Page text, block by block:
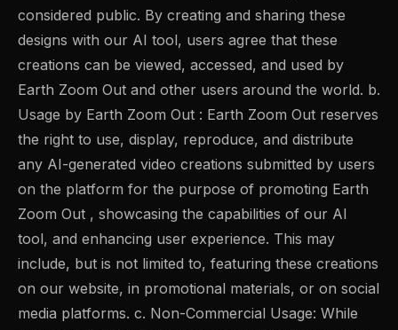
considered public. By creating and sharing these
designs with our AI tool, users agree that these
creations can be viewed, accessed, and used by
Earth Zoom Out and other users around the world. b.
Usage by Earth Zoom Out : Earth Zoom Out reserves
the right to use, display, reproduce, and distribute
any AI-generated video creations submitted by users
on the platform for the purpose of promoting Earth
Zoom Out , showcasing the capabilities of our AI
tool, and enhancing user experience. This may
include, but is not limited to, featuring these creations
on our website, in promotional materials, or on social
media platforms. c. Non-Commercial Usage: While